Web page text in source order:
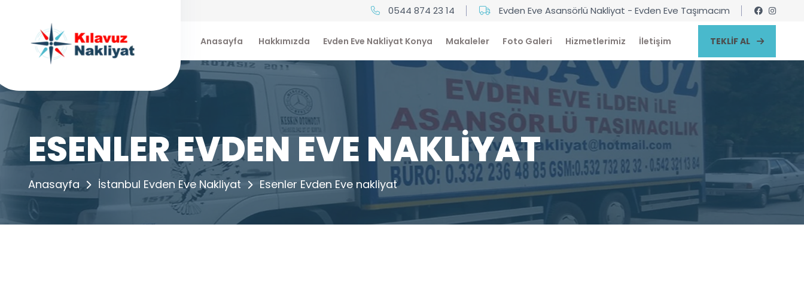
0544 874 23 14 Evden Eve Asansörlü Nakliyat - Evden Eve Taşımacım
Anasayfa Hakkımızda Evden Eve Nakliyat Konya Makaleler Foto Galeri Hizmetlerimiz İletişim TEKLIF AL
ESENLER EVDEN EVE NAKLIYAT
Anasayfa İstanbul Evden Eve Nakliyat Esenler Evden Eve nakliyat